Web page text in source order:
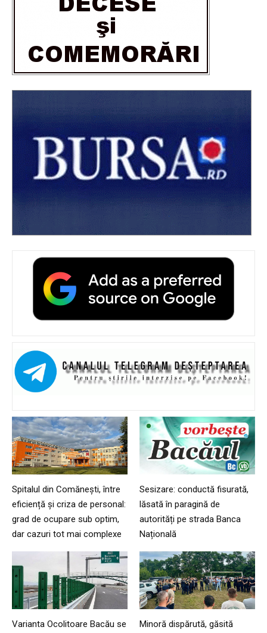
Spitalul din Comănești, între
eficiență și criza de personal:
grad de ocupare sub optim,
dar cazuri tot mai complexe
Sesizare: conductă fisurată,
lăsată în paragină de
autorități pe strada Banca
Națională
Varianta Ocolitoare Bacău se
Minoră dispărută, găsită